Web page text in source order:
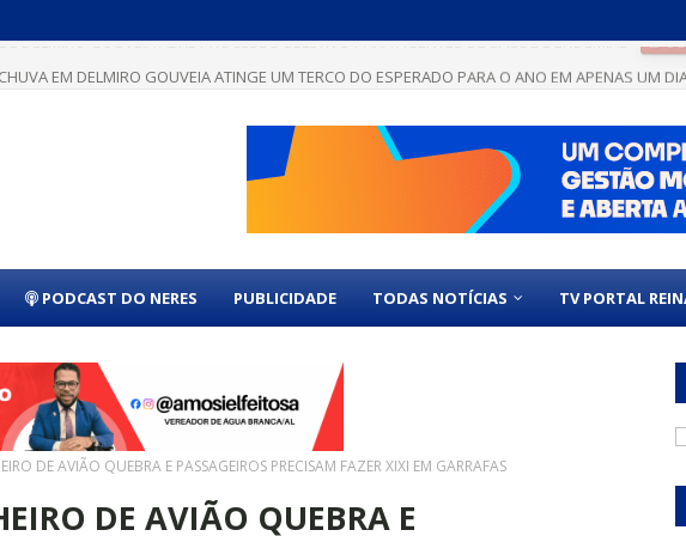
PODCAST DO NERES PUBLICIDADE TODAS NOTÍCIAS TV PORTAL
DE AVIÃO QUEBRA E PASSAGEIROS PRECISAM FAZER XIXI EM GARRAFAS
DE AVIÃO QUEBRA E